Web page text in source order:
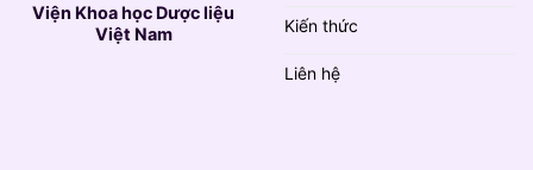
Viện Khoa học Dược liệu
Việt Nam
Kiến thức
Liên hệ